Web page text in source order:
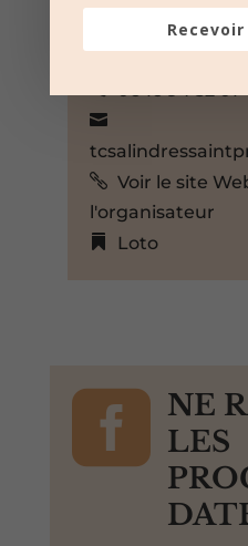
Twirling Club
Voir le site
l'organisateur
Loto

NE
LES